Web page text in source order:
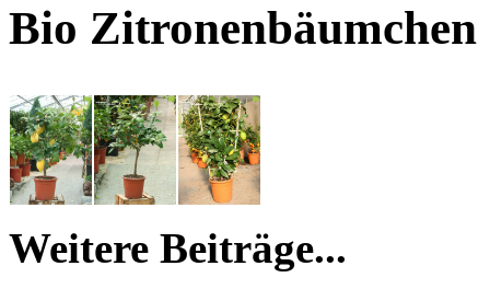
Bio Zitronenbäumchen
Weitere Beiträge...